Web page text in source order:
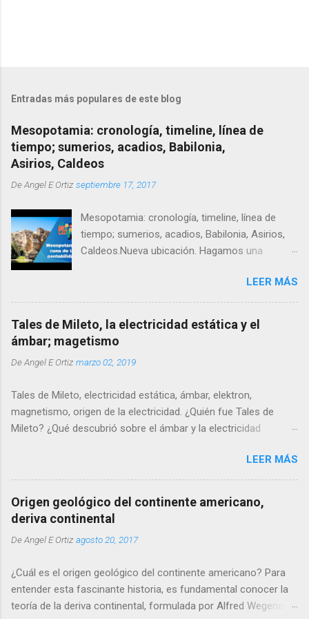
Entradas más populares de este blog
Mesopotamia: cronología, timeline, línea de
tiempo; sumerios, acadios, Babilonia,
Asirios, Caldeos
DeAngel E Ortiz septiembre 17, 2017
Mesopotamia: cronología, timeline, línea de
tiempo; sumerios, acadios, Babilonia, Asirios,
Caldeos.Nueva ubicación. Hagamos una
de tiempo que nos permita resumir y entender
su evolución cultural en contexto.
LEER MÁS
Tales de Mileto, la electricidad estática y el
ámbar; magetismo
DeAngel E Ortiz marzo 02, 2019
Tales de Mileto, electricidad estática, ámbar, elektron,
magnetismo, origen de la electricidad. ¿Quién fue Tales de
Mileto? ¿Qué descubrió sobre el ámbar y la electricidad
influyó Mileto en su pensamiento? ¿Cuál es el origen
etimológico de la palabra electricidad? ¿Por qué pasaron más
de 2.000 años antes de que alguien continuara sus ideas?
LEER MÁS
Origen geológico del continente americano,
deriva continental
DeAngel E Ortiz agosto 20, 2017
¿Cuál es el origen geológico del continente americano? Para
entender esta fascinante historia, es fundamental conocer la
teoría de la deriva continental, formulada por Alfred Wegener